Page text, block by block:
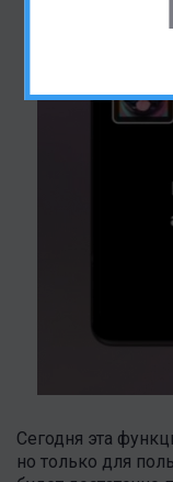
Сегодня эта
но только для